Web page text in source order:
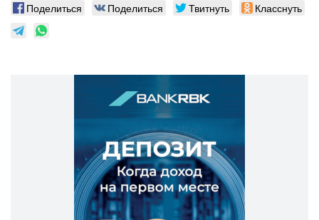
Поделиться Поделиться Твитнуть Класснуть